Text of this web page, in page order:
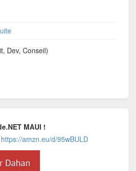
Dev, Conseil)
MAUI !
https://amzn.eu/d/95wBULD